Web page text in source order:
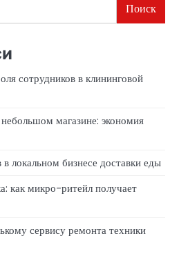
Поиск
сотрудников в клининговой
магазине: экономия
локальном бизнесе доставки еды
как микро-ритейл получает
сервису ремонта техники